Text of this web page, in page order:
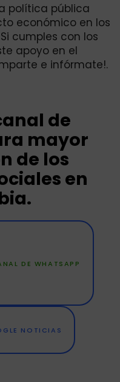
política pública
económico en los
cumples con los
apoyo en el
e infórmate!.
de
mayor
de los
en
DE WHATSAPP
NOTICIAS